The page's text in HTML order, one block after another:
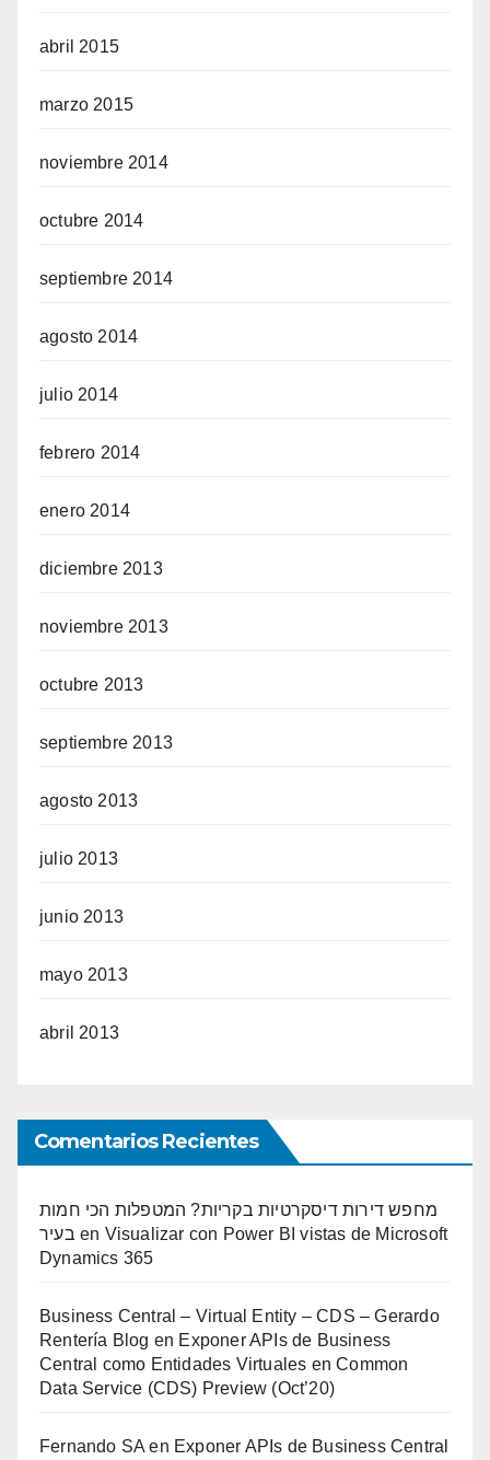
abril 2015
marzo 2015
noviembre 2014
octubre 2014
septiembre 2014
agosto 2014
julio 2014
febrero 2014
enero 2014
diciembre 2013
noviembre 2013
octubre 2013
septiembre 2013
agosto 2013
julio 2013
junio 2013
mayo 2013
abril 2013
Comentarios Recientes
מחפש דירות דיסקרטיות בקריות? המטפלות הכי חמות
בעיר en Visualizar con Power BI vistas de Microsoft
Dynamics 365
Business Central – Virtual Entity – CDS – Gerardo
Rentería Blog en Exponer APIs de Business
Central como Entidades Virtuales en Common
Data Service (CDS) Preview (Oct’20)
Fernando SA en Exponer APIs de Business Central